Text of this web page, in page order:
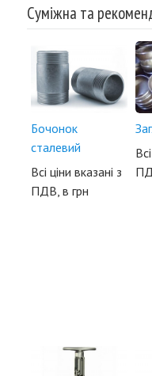
Суміжна та
Бочонок
сталевий
Всі ціни вказані з
ПДВ, в грн